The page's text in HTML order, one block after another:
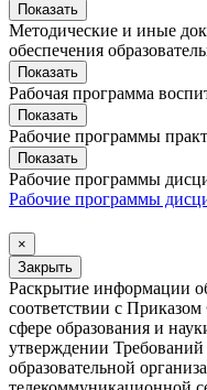
Показать
Методические и иные
обеспечения
Показать
Рабочая программа
Показать
Рабочие программы
Показать
Рабочие программы
Рабочие программы
×
Закрыть
Раскрытие информации
соответствии с
сфере образования и
утверждении Требований
образовательной